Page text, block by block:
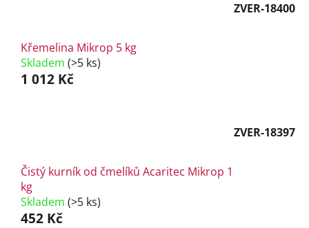
ZVER-18400
Křemelina Mikrop 5 kg
Skladem (>5 ks)
1 012 Kč
ZVER-18397
Čistý kurník od čmelíků Acaritec Mikrop 1
kg
Skladem (>5 ks)
452 Kč